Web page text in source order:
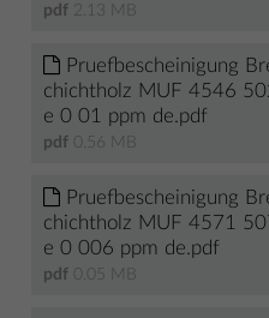
pdf 2.13 MB
Pruefbescheinigung
chichtholz MUF 4546
e 0 01 ppm de.pdf
pdf 0.56 MB
Pruefbescheinigung
chichtholz MUF 4571
e 0 006 ppm de.pdf
pdf 0.05 MB